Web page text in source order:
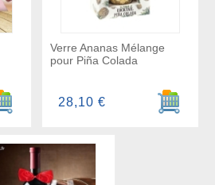
Ajouter au panier
Verre Ananas Mélange
pour Piña Colada
Ajouter
28,10 €